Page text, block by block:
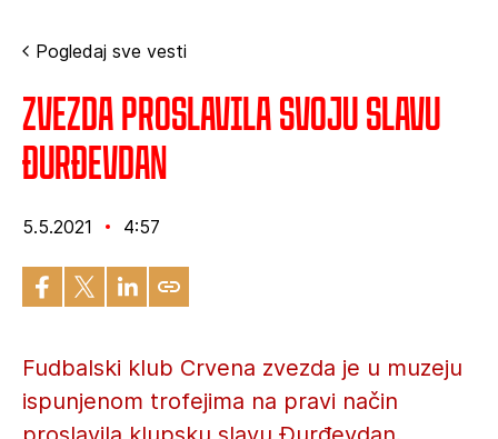
Pogledaj sve vesti
Zvezda proslavila svoju slavu
Đurđevdan
5.5.2021 4:57
Fudbalski klub Crvena zvezda je u muzeju
ispunjenom trofejima na pravi način